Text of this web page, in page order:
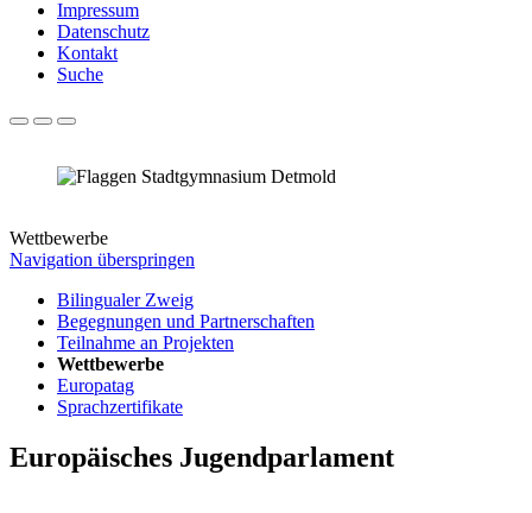
Impressum
Datenschutz
Kontakt
Suche
Wettbewerbe
Navigation überspringen
Bilingualer Zweig
Begegnungen und Partnerschaften
Teilnahme an Projekten
Wettbewerbe
Europatag
Sprachzertifikate
Europäisches Jugendparlament